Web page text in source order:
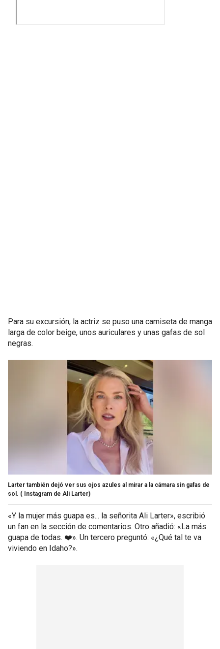
Para su excursión, la actriz se puso una camiseta de manga
larga de color beige, unos auriculares y unas gafas de sol
negras.
Larter también dejó ver sus ojos azules al mirar a la cámara sin gafas de
sol. ( Instagram de Ali Larter)
«Y la mujer más guapa es... la señorita Ali Larter», escribió
un fan en la sección de comentarios. Otro añadió: «La más
guapa de todas. ❤️». Un tercero preguntó: «¿Qué tal te va
viviendo en Idaho?».